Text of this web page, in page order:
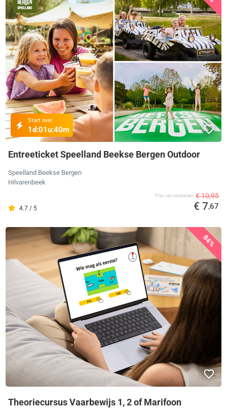
Start over
1d:01u:40m
Entreeticket Speelland Beekse Bergen Outdoor
Speelland Beekse Bergen
Hilvarenbeek
4.7 / 5
Prijs van aanbieder € 10,95
€ 7,67
84%
Theoriecursus Vaarbewijs 1, 2 of Marifoon